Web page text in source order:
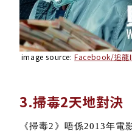
image source: Facebook/追龍
3.掃毒2天地對決
《掃毒2》唔係2013年電